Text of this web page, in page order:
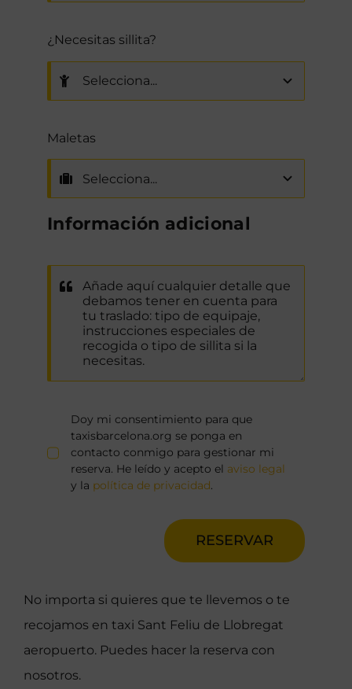
¿Necesitas sillita?
Maletas
Información adicional
Doy mi consentimiento para que
taxisbarcelona.org se ponga en
contacto conmigo para gestionar mi
reserva. He leído y acepto el aviso legal
y la política de privacidad.
RESERVAR
No importa si quieres que te llevemos o te
recojamos en taxi Sant Feliu de Llobregat
aeropuerto. Puedes hacer la reserva con
nosotros.